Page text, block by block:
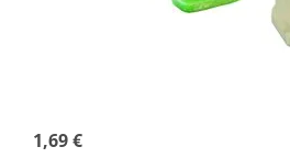
1,69 €